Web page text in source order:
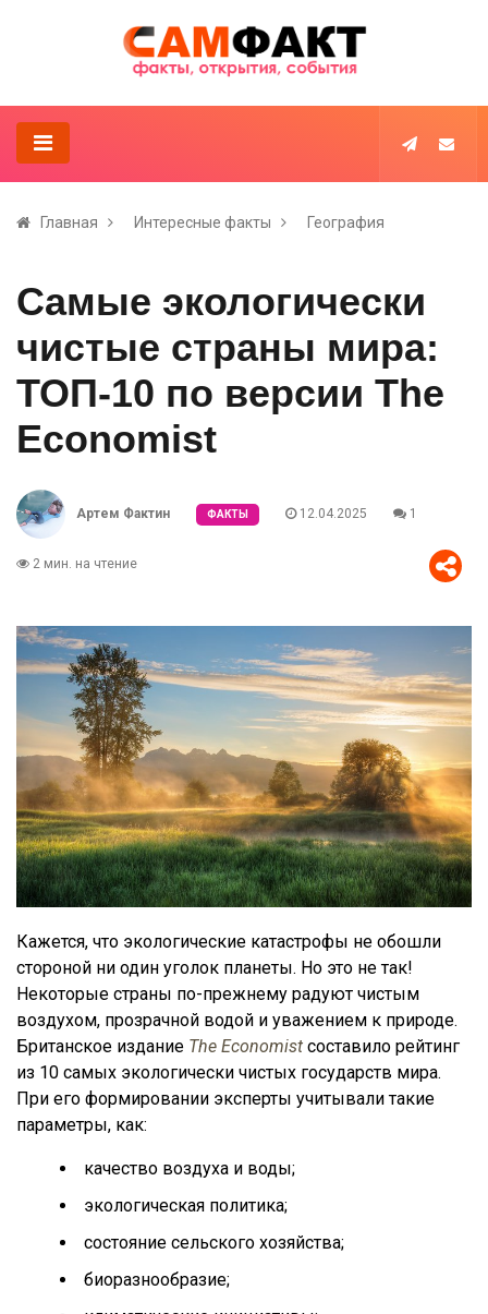
Главная Интересные факты География
Самые экологически
чистые страны мира:
ТОП-10 по версии The
Economist
Артем Фактин ФАКТЫ 12.04.2025 1
2 мин. на чтение
Кажется, что экологические катастрофы не обошли
стороной ни один уголок планеты. Но это не так!
Некоторые страны по-прежнему радуют чистым
воздухом, прозрачной водой и уважением к природе.
Британское издание The Economist составило рейтинг
из 10 самых экологически чистых государств мира.
При его формировании эксперты учитывали такие
параметры, как:
качество воздуха и воды;
экологическая политика;
состояние сельского хозяйства;
биоразнообразие;